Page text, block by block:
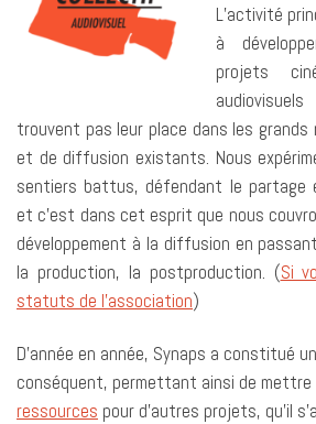
L’activité
à
projets
trouvent pas leur place dans les grands
et de diffusion existants. Nous
sentiers battus, défendant le partage
et c’est dans cet esprit que nous
développement à la diffusion en
la production, la postproduction. (Si
statuts de l’association)
D’année en année, Synaps a constitué
conséquent, permettant ainsi de
ressources pour d’autres projets, qu’il